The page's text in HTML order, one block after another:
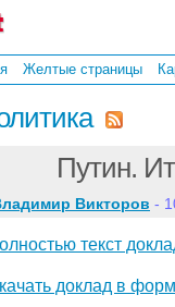
Желтые страницы
Путин.
Викторов -
текст
доклад в